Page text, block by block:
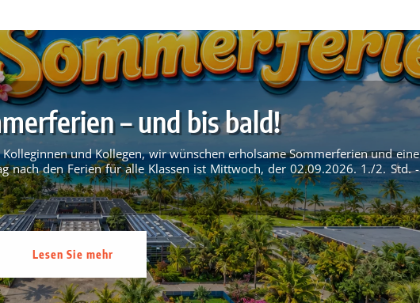
– und bis bald!
und Kollegen, wir wünschen erholsame Sommerferien und eine
nach den Ferien für alle Klassen ist Mittwoch, der 02.09.2026. 1./2. Std. -
Lesen Sie mehr